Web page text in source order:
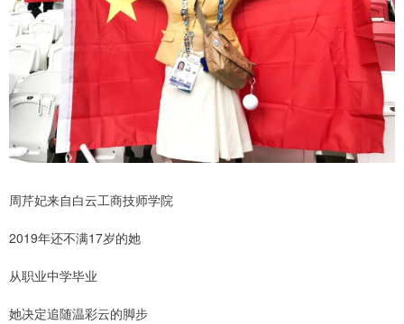
周芹妃来自白云工商技师学院
2019年还不满17岁的她
从职业中学毕业
她决定追随温彩云的脚步